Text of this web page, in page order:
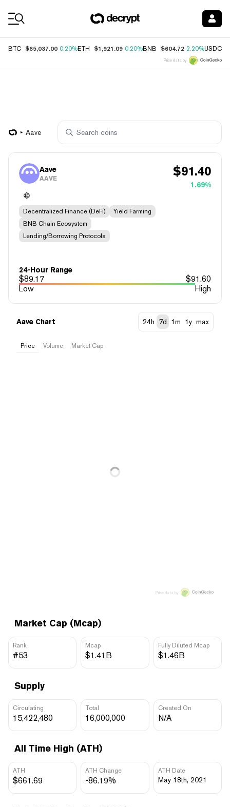
BTC $65,037.00 0.20%ETH $1,921.09 0.20%BNB $604.72 2.20%USDC
Price data by
Aave
Aave
AAVE $91.40
1.69%
Decentralized Finance (DeFi)
Yield Farming
BNB Chain Ecosystem
Lending/Borrowing Protocols
24-Hour Range
$89.17 $91.60
Low
High
Market Cap (Mcap)
Rank
#53
Mcap
$1.41B
Fully Diluted Mcap
$1.46B
Supply
Circulating
15,422,480
Total
16,000,000
Created On
N/A
All Time High (ATH)
ATH
$661.69
ATH Change
-86.19%
ATH Date
May 18th, 2021
Aave Chart 24h 7d 1m 1y max
Price Volume Market Cap
Price data by